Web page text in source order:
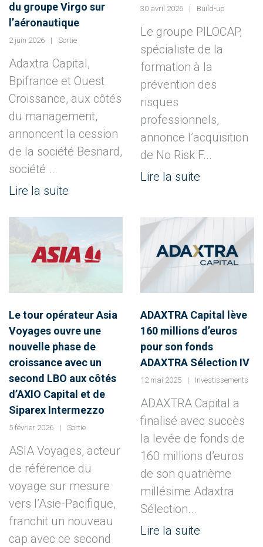
du groupe Virgo sur
l’aéronautique
2 juin 2026 Sortie
Adaxtra Capital,
Bpifrance et Ouest
Croissance, aux côtés
du management,
annoncent la cession
de la société Besnard,
société ...
Lire la suite
30 avril 2026 Build-up
Le groupe PILOCAP,
spécialiste de la
formation à la
prévention des
risques
professionnels,
annonce l’acquisition
de No Risk F...
Lire la suite
Le tour opérateur Asia
Voyages ouvre une
nouvelle phase de
croissance avec un
second LBO aux côtés
d’AXIO Capital et de
Siparex Intermezzo
5 février 2026 Sortie
ASIA Voyages, acteur
de référence du
voyage sur mesure
vers l’Asie-Pacifique,
franchit un nouveau
cap avec ce second
ADAXTRA Capital lève
160 millions d’euros
pour son fonds
ADAXTRA Sélection IV
12 mai 2025 Investissements
ADAXTRA Capital a
finalisé avec succès
la levée de fonds de
160 millions d’euros
de son quatrième
millésime Adaxtra
Sélection...
Lire la suite